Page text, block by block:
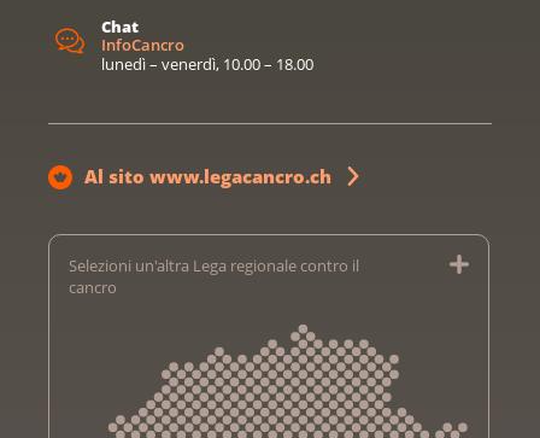
Chat
InfoCancro
lunedì – venerdì, 10.00 – 18.00
Al sito www.legacancro.ch
Selezioni un'altra Lega regionale contro il
cancro